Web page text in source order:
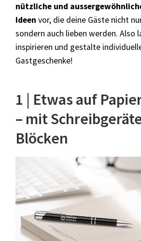
nützliche und
Ideen vor, die deine Gäste nicht
sondern auch lieben werden. Also
inspirieren und gestalte
Gastgeschenke!
1 | Etwas auf
– mit
Blöcken